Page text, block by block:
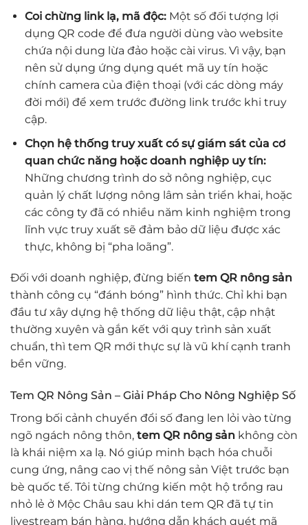
Coi chừng link lạ, mã độc:Một số đối tượng lợi
dụng QR code để đưa người dùng vào website
chứa nội dung lừa đảo hoặc cài virus. Vì vậy, bạn
nên sử dụng ứng dụng quét mã uy tín hoặc
chính camera của điện thoại (với các dòng máy
đời mới) để xem trước đường link trước khi truy
cập.
Chọn hệ thống truy xuất có sự giám sát của cơ
quan chức năng hoặc doanh nghiệp uy tín:
Những chương trình do sở nông nghiệp, cục
quản lý chất lượng nông lâm sản triển khai, hoặc
các công ty đã có nhiều năm kinh nghiệm trong
lĩnh vực truy xuất sẽ đảm bảo dữ liệu được xác
thực, không bị “pha loãng”.
Đối với doanh nghiệp, đừng biến tem QR nông sản
thành công cụ “đánh bóng” hình thức. Chỉ khi bạn
đầu tư xây dựng hệ thống dữ liệu thật, cập nhật
thường xuyên và gắn kết với quy trình sản xuất
chuẩn, thì tem QR mới thực sự là vũ khí cạnh tranh
bền vững.
Tem QR Nông Sản – Giải Pháp Cho Nông Nghiệp Số
Trong bối cảnh chuyển đổi số đang len lỏi vào từng
ngõ ngách nông thôn, tem QR nông sản không còn
là khái niệm xa lạ. Nó giúp minh bạch hóa chuỗi
cung ứng, nâng cao vị thế nông sản Việt trước bạn
bè quốc tế. Tôi từng chứng kiến một hộ trồng rau
nhỏ lẻ ở Mộc Châu sau khi dán tem QR đã tự tin
livestream bán hàng, hướng dẫn khách quét mã